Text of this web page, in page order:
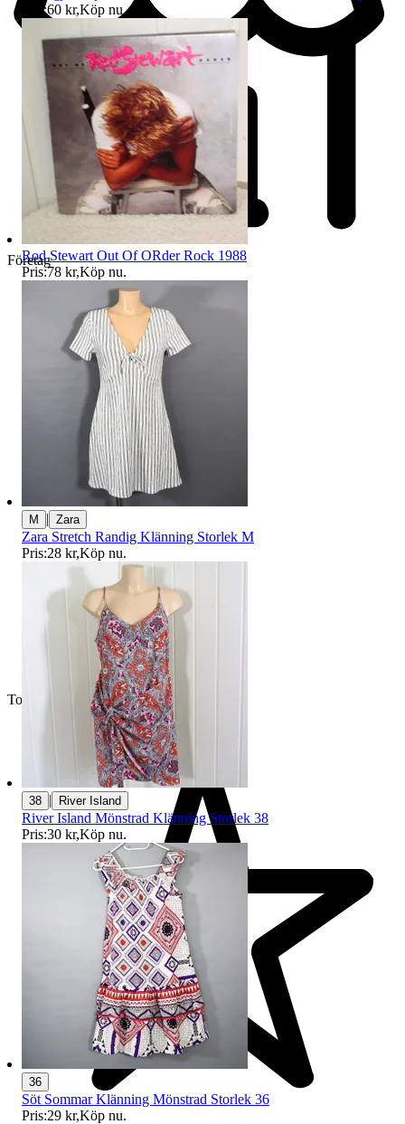
Företag
Toppsäljare
Pris:60 kr,Köp nu.
Rod Stewart Out Of ORder Rock 1988
Pris:78 kr,Köp nu.
M | Zara
Zara Stretch Randig Klänning Storlek M
Pris:28 kr,Köp nu.
38 | River Island
River Island Mönstrad Klänning Storlek 38
Pris:30 kr,Köp nu.
36
Söt Sommar Klänning Mönstrad Storlek 36
Pris:29 kr,Köp nu.